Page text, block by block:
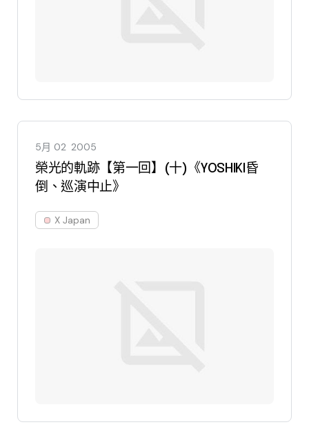
5月 02 2005
榮光的軌跡【第一回】(十)《YOSHIKI昏
倒、巡演中止》
X Japan